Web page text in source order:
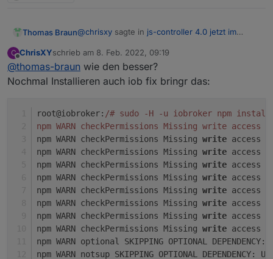
Thomas Braun@chrisxy sagte in js-controller 4.0 jetzt im
Außer
C
Offline
ChrisXYschrieb am 8. Feb. 2022, 09:19
zuletzt editiert von
@thomas-braun wie den besser?
Nochmal Installieren auch iob fix bringr das:
root@iobroker: /# sudo -H -u iobroker npm
npm WARN checkPermissions Missing write access
npm WARN checkPermissions Missing write access
npm WARN checkPermissions Missing write access
npm WARN checkPermissions Missing write access
npm WARN checkPermissions Missing write access
npm WARN checkPermissions Missing write access
npm WARN checkPermissions Missing write access
npm WARN checkPermissions Missing write access
npm WARN checkPermissions Missing write access
npm WARN optional SKIPPING OPTIONAL
npm WARN notsup SKIPPING OPTIONAL